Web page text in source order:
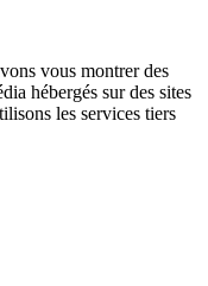
vous montrer des
hébergés sur des sites
les services tiers